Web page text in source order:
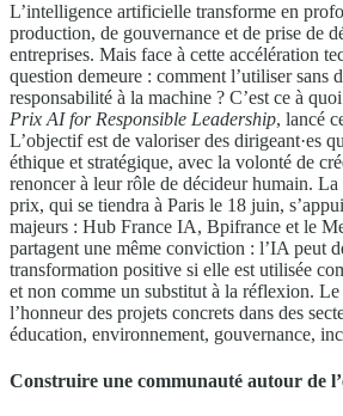
L’intelligence artificielle transforme en
production, de gouvernance et de prise de
entreprises. Mais face à cette accélération
question demeure : comment l’utiliser sans
responsabilité à la machine ? C’est ce à
Prix AI for Responsible Leadership, lancé
L’objectif est de valoriser des dirigeant·es
éthique et stratégique, avec la volonté de
renoncer à leur rôle de décideur humain.
prix, qui se tiendra à Paris le 18 juin,
majeurs : Hub France IA, Bpifrance et le
partagent une même conviction : l’IA peut
transformation positive si elle est utilisée
et non comme un substitut à la réflexion.
l’honneur des projets concrets dans des
éducation, environnement, gouvernance,
Construire une communauté autour de